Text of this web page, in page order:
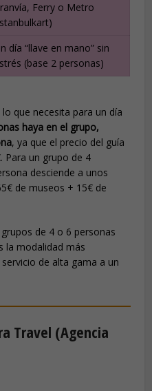
Ferry o Metro
día “llave en mano” sin
(base 2 personas)
que necesita para un día
haya en el grupo,
, ya que el precio del guía
Para un grupo de 4
desciende a unos
de museos + 15€ de
grupos de 4 o 6 personas
la modalidad más
de alta gama a un
Travel (Agencia